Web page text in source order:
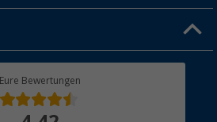
Eure Bewertungen